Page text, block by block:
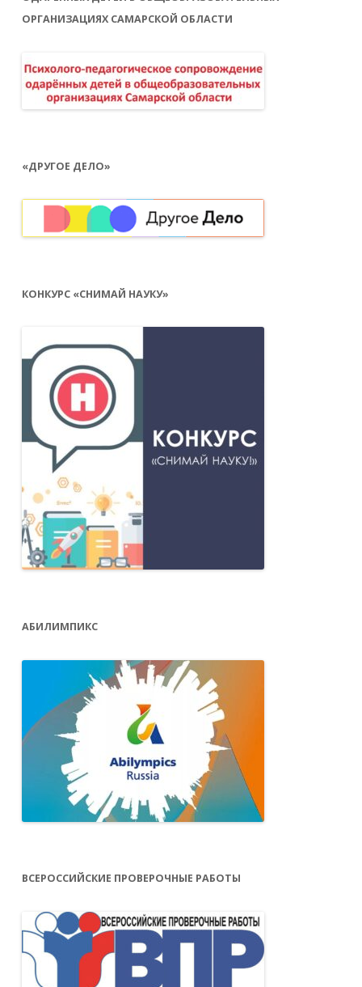
ОРГАНИЗАЦИЯХ САМАРСКОЙ ОБЛАСТИ
«ДРУГОЕ ДЕЛО»
КОНКУРС «СНИМАЙ НАУКУ»
АБИЛИМПИКС
ВСЕРОССИЙСКИЕ ПРОВЕРОЧНЫЕ РАБОТЫ